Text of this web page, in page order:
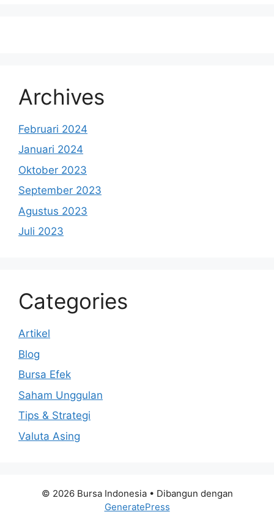
Archives
Februari 2024
Januari 2024
Oktober 2023
September 2023
Agustus 2023
Juli 2023
Categories
Artikel
Blog
Bursa Efek
Saham Unggulan
Tips & Strategi
Valuta Asing
© 2026 Bursa Indonesia• Dibangun dengan
GeneratePress